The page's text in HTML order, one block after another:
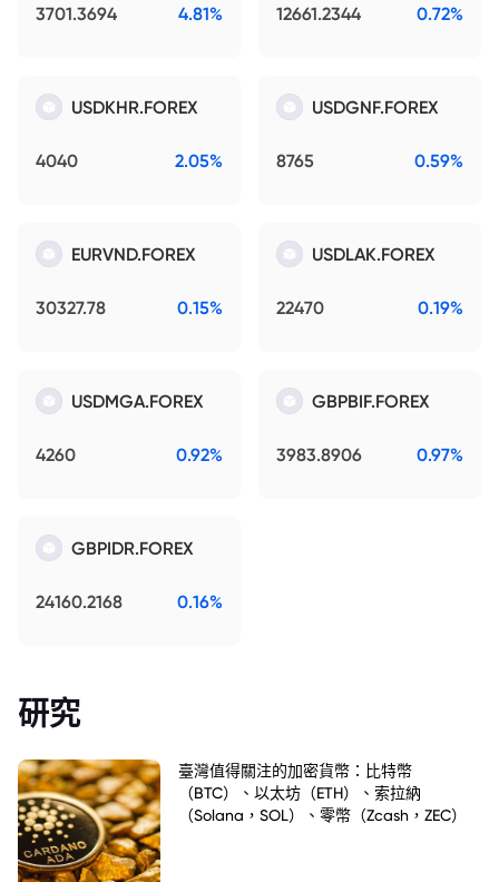
3701.3694 4.81% 12661.2344 0.72%
USDKHR.FOREX
4040 2.05%
USDGNF.FOREX
8765 0.59%
EURVND.FOREX
30327.78 0.15%
USDLAK.FOREX
22470 0.19%
USDMGA.FOREX
4260 0.92%
GBPBIF.FOREX
3983.8906 0.97%
GBPIDR.FOREX
24160.2168 0.16%
研究
臺灣值得關注的加密貨幣：比特幣
（BTC）、以太坊（ETH）、索拉納
（Solana，SOL）、零幣（Zcash，ZEC）